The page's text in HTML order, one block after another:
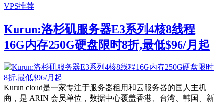
VPS推荐
Kurun:洛杉矶服务器E3系列4核8线程
16G内存250G硬盘限时8折,最低$96/月起
Kurun cloud是一家专注于服务器租用和云服务器的国人主机
商，是 ARIN 会员单位，数据中心覆盖香港、台湾、韩国、新